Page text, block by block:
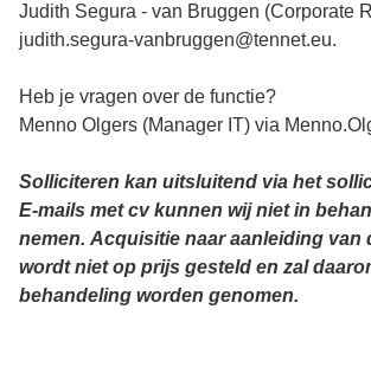
Judith Segura - van Bruggen (Corporate
judith.segura-vanbruggen@tennet.eu.
Heb je vragen over de functie?
Menno Olgers (Manager IT) via
Solliciteren kan uitsluitend via het
E-mails met cv kunnen wij niet in
nemen. Acquisitie naar aanleiding van
wordt niet op prijs gesteld en zal
behandeling worden genomen.